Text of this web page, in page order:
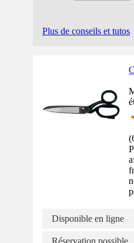
Plus de conseils et tutos
(
Disponible en ligne